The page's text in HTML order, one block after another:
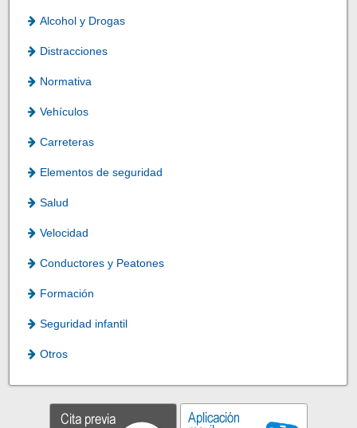
Alcohol y Drogas
Distracciones
Normativa
Vehículos
Carreteras
Elementos de seguridad
Salud
Velocidad
Conductores y Peatones
Formación
Seguridad infantil
Otros